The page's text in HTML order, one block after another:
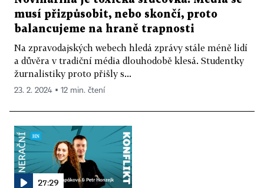
musí přizpůsobit, nebo skončí, proto
balancujeme na hraně trapnosti
Na zpravodajských webech hledá zprávy stále méně lidí
a důvěra v tradiční média dlouhodobě klesá. Studentky
žurnalistiky proto přišly s...
23. 2. 2024 ▪ 12 min. čtení
27:29